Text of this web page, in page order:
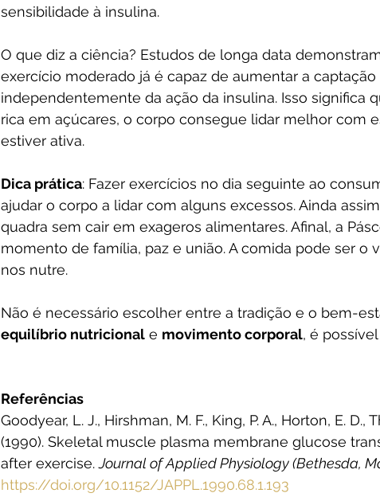
sensibilidade à insulina.
O que diz a ciência? Estudos de longa data
exercício moderado já é capaz de aumentar a
independentemente da ação da insulina. Isso significa
rica em açúcares, o corpo consegue lidar melhor com
estiver ativa.
Dica prática: Fazer exercícios no dia seguinte ao
ajudar o corpo a lidar com alguns excessos. Ainda
quadra sem cair em exageros alimentares. Afinal, a
momento de família, paz e união. A comida pode ser o
nos nutre.
Não é necessário escolher entre a tradição e o bem-
equilíbrio nutricional e movimento corporal, é
Referências
Goodyear, L. J., Hirshman, M. F., King, P. A., Horton, E. D.,
(1990). Skeletal muscle plasma membrane glucose
after exercise. Journal of Applied Physiology (Bethesda,
https://doi.org/10.1152/JAPPL.1990.68.1.193